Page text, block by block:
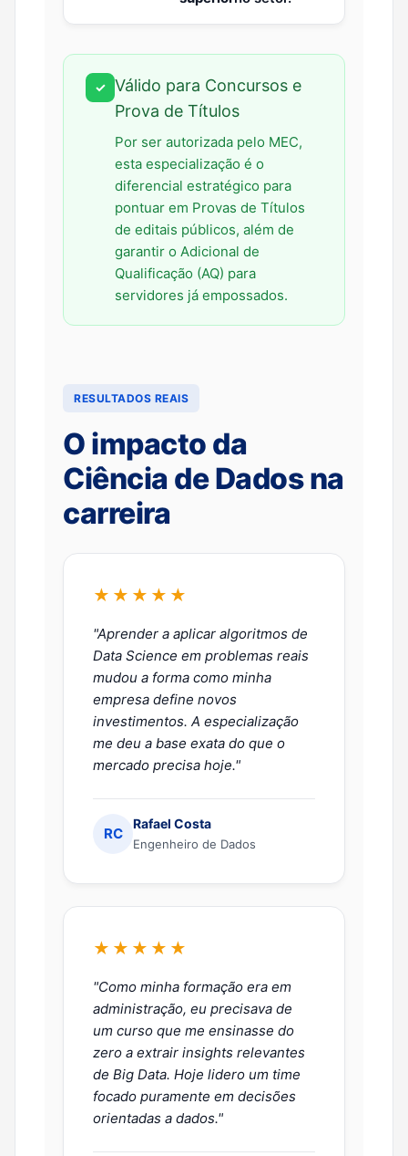
✓ Válido para Concursos e
Prova de Títulos
Por ser autorizada pelo MEC,
esta especialização é o
diferencial estratégico para
pontuar em Provas de Títulos
de editais públicos, além de
garantir o Adicional de
Qualificação (AQ) para
servidores já empossados.
RESULTADOS REAIS
O impacto da
Ciência de Dados na
carreira
★★★★★
"Aprender a aplicar algoritmos de
Data Science em problemas reais
mudou a forma como minha
empresa define novos
investimentos. A especialização
me deu a base exata do que o
mercado precisa hoje."
RC
Rafael Costa
Engenheiro de Dados
★★★★★
"Como minha formação era em
administração, eu precisava de
um curso que me ensinasse do
zero a extrair insights relevantes
de Big Data. Hoje lidero um time
focado puramente em decisões
orientadas a dados."